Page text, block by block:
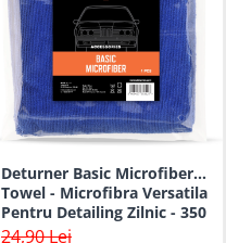
Deturner Basic Microfiber
Towel - Microfibra Versatila
Pentru Detailing Zilnic - 350
GSM
24,90 Lei